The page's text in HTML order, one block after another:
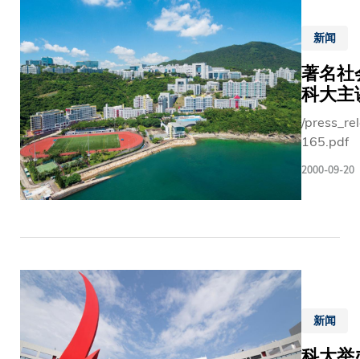
新闻
著名
科大主
/
165.pdf
2000-09-20
新闻